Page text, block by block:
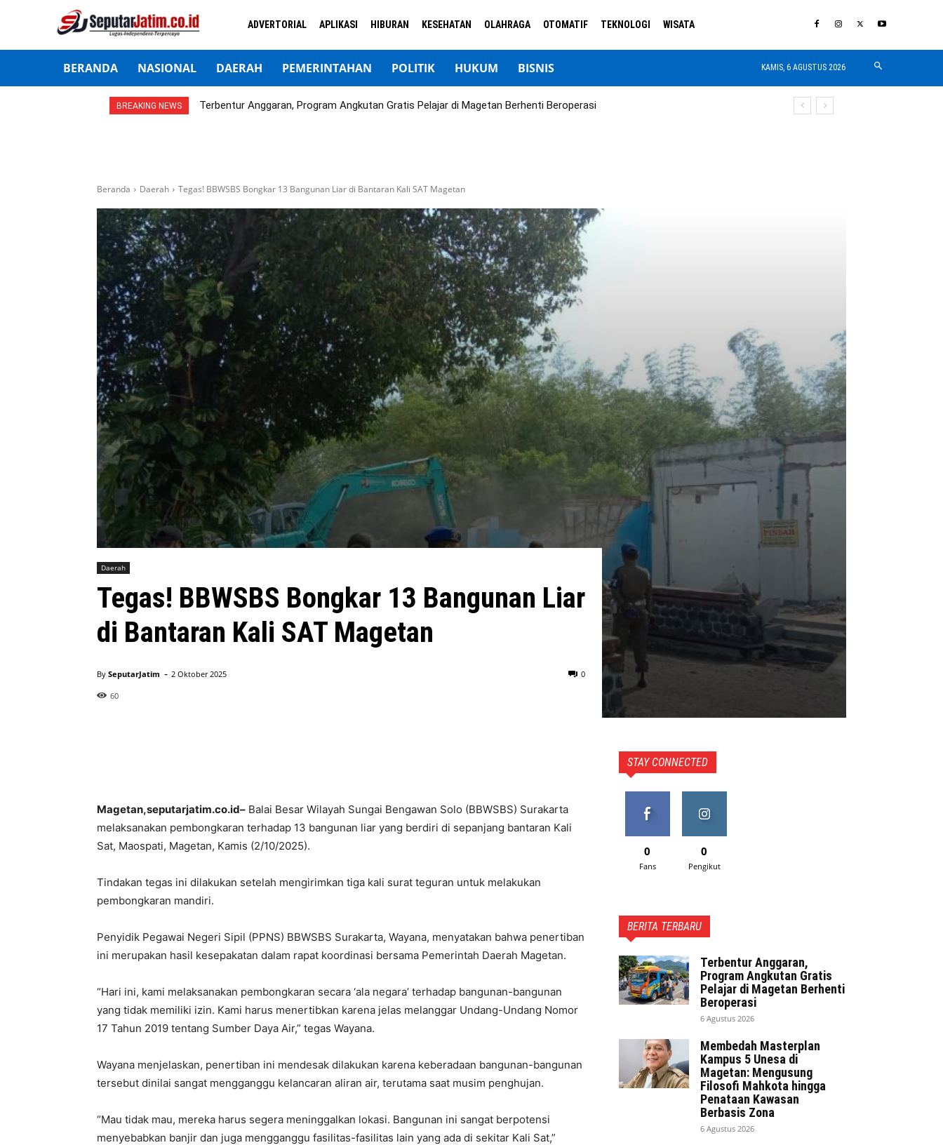
ADVERTORIAL APLIKASI HIBURAN KESEHATAN OLAHRAGA OTOMATIF TEKNOLOGI WISATA
BERANDA NASIONAL DAERAH PEMERINTAHAN POLITIK HUKUM BISNIS KAMIS, 6 AGUSTUS 2026
BREAKING NEWS Terbentur Anggaran, Program Angkutan Gratis Pelajar di Magetan Berhenti Beroperasi
Beranda Daerah Tegas! BBWSBS Bongkar 13 Bangunan Liar di Bantaran Kali SAT Magetan
Daerah
Tegas! BBWSBS Bongkar 13 Bangunan Liar
di Bantaran Kali SAT Magetan
By SeputarJatim - 0
2 Oktober 2025
60
Magetan,seputarjatim.co.id– Balai Besar Wilayah Sungai Bengawan Solo (BBWSBS) Surakarta
melaksanakan pembongkaran terhadap 13 bangunan liar yang berdiri di sepanjang bantaran Kali
Sat, Maospati, Magetan, Kamis (2/10/2025).
Tindakan tegas ini dilakukan setelah mengirimkan tiga kali surat teguran untuk melakukan
pembongkaran mandiri.
Penyidik Pegawai Negeri Sipil (PPNS) BBWSBS Surakarta, Wayana, menyatakan bahwa penertiban
ini merupakan hasil kesepakatan dalam rapat koordinasi bersama Pemerintah Daerah Magetan.
“Hari ini, kami melaksanakan pembongkaran secara ‘ala negara’ terhadap bangunan-bangunan
yang tidak memiliki izin. Kami harus menertibkan karena jelas melanggar Undang-Undang Nomor
17 Tahun 2019 tentang Sumber Daya Air,” tegas Wayana.
Wayana menjelaskan, penertiban ini mendesak dilakukan karena keberadaan bangunan-bangunan
tersebut dinilai sangat mengganggu kelancaran aliran air, terutama saat musim penghujan.
“Mau tidak mau, mereka harus segera meninggalkan lokasi. Bangunan ini sangat berpotensi
menyebabkan banjir dan juga mengganggu fasilitas-fasilitas lain yang ada di sekitar Kali Sat,”
STAY CONNECTED
0
Fans
0
Pengikut
BERITA TERBARU
Terbentur Anggaran,
Program Angkutan Gratis
Pelajar di Magetan Berhenti
Beroperasi
6 Agustus 2026
Membedah Masterplan
Kampus 5 Unesa di
Magetan: Mengusung
Filosofi Mahkota hingga
Penataan Kawasan
Berbasis Zona
6 Agustus 2026